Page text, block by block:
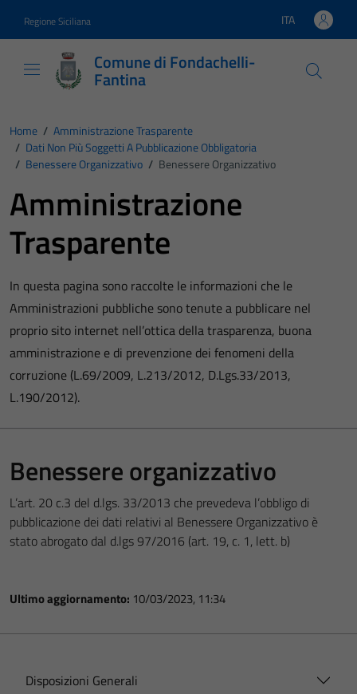
Regione Siciliana Lingua attiva:
ITA
Comune di Fondachelli-
Fantina
Home / Amministrazione Trasparente
/ Dati Non Più Soggetti A Pubblicazione Obbligatoria
/ Benessere Organizzativo / Benessere Organizzativo
Amministrazione
Trasparente
In questa pagina sono raccolte le informazioni che le
Amministrazioni pubbliche sono tenute a pubblicare nel
proprio sito internet nell’ottica della trasparenza, buona
amministrazione e di prevenzione dei fenomeni della
corruzione (L.69/2009, L.213/2012, D.Lgs.33/2013,
L.190/2012).
Benessere organizzativo
L’art. 20 c.3 del d.lgs. 33/2013 che prevedeva l’obbligo di
pubblicazione dei dati relativi al Benessere Organizzativo è
stato abrogato dal d.lgs 97/2016 (art. 19, c. 1, lett. b)
Ultimo aggiornamento: 10/03/2023, 11:34
Disposizioni Generali